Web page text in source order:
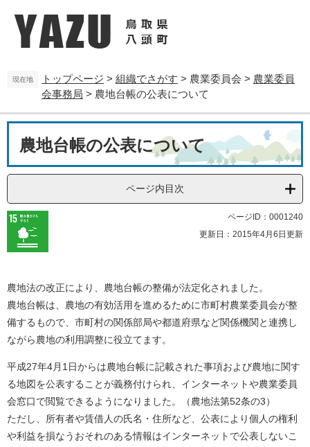
。
て
へ
現在地 トップページ > 組織でさがす > 農業委員会 > 農業委員
会事務局 > 農地台帳の公表について
農地台帳の公表について
ページ内目次
ページID：0001240
更新日：2015年4月6日更新
農地法の改正により、農地台帳の整備が法定化されました。
農地台帳は、農地の有効活用を進めるために市町村農業委員会が整
備するもので、市町村の関係部局や都道府県など関係機関と連携し
ながら農地の利用調整に役立てます。
平成27年4月1日からは農地台帳に記載された事項および農地に関す
る地図を公表することが義務付けられ、インターネットや農業委員
会窓口で閲覧できるようになりました。（農地法第52条の3）
ただし、所有者や賃借人の氏名・住所など、公表により個人の権利
や利益を損なうおそれのある情報はインターネットで公表しないこ